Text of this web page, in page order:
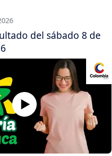
del sábado 8 de